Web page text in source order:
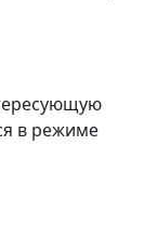
в режиме